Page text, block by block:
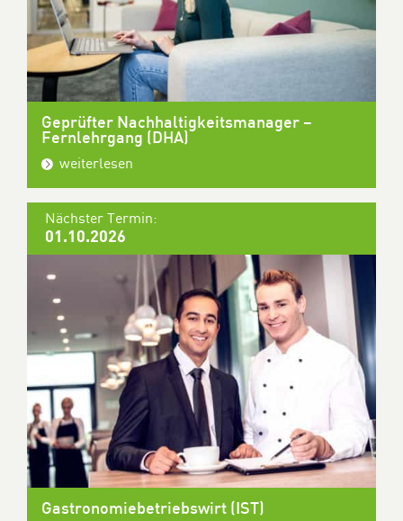
Geprüfter Nachhaltigkeitsmanager –
Fernlehrgang (DHA)
weiterlesen
Nächster Termin:
01.10.2026
Gastronomiebetriebswirt (IST)